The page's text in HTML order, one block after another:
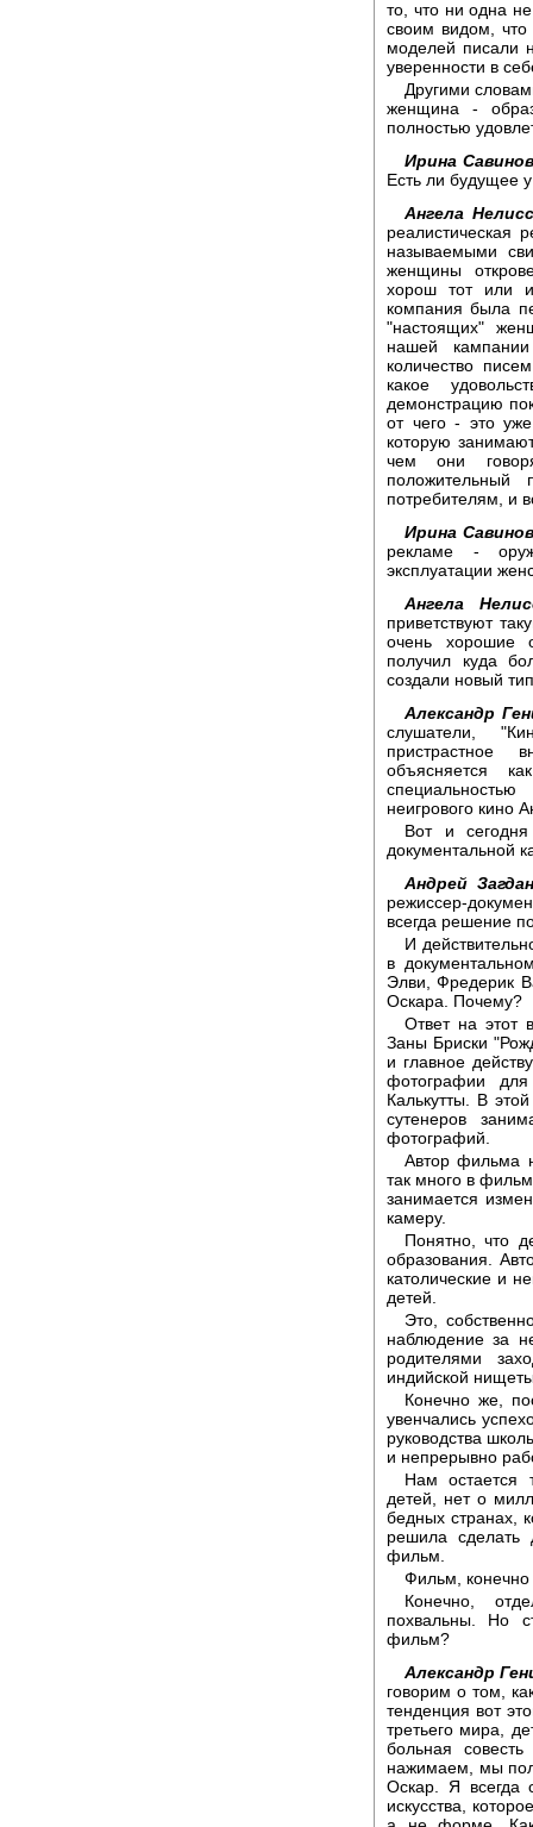
то, что ни одна
своим видом,
моделей писали
уверенности в
Другими
женщина -
полностью
Ирина
Есть ли будущее
Ангела
реалистическая
называемыми
женщины
хорош тот или
компания была
"настоящих"
нашей
количество
какое
демонстрацию
от чего - это
которую
чем они
положительный
потребителям, и
Ирина
рекламе -
эксплуатации
Ангела
приветствуют
очень хорошие
получил куда
создали новый
Александр
слушатели,
объясняется
неигрового кино
Вот и
документальной
Андрей
режиссер-
всегда решение
И
в
Элви, Фредерик
Оскара. Почему?
Ответ на этот
Заны Бриски
и главное
фотографии
Калькутты. В
сутенеров
фотографий.
Автор фильма
так много в
занимается
камеру.
Понятно, что
образования.
католические и
детей.
Это,
наблюдение за
родителями
индийской
Конечно же,
увенчались
руководства
и непрерывно
Нам остается
детей, нет о
бедных странах,
решила
фильм.
Фильм, конечно
Конечно,
похвальны. Но
фильм?
Александр
говорим о том,
тенденция вот
третьего мира,
больная
нажимаем, мы
Оскар. Я всегда
искусства,